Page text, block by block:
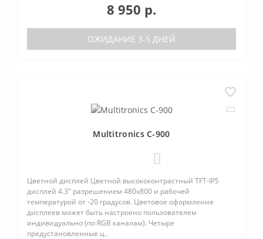
8 950 р.
ОЖИДАНИЕ 3-5 ДНЕЙ
Multitronics C-900
Цветной дисплей Цветной высококонтрастный TFT-IPS
дисплей 4.3" разрешением 480х800 и рабочей
температурой от -20 градусов. Цветовое оформление
дисплеев может быть настроено пользователем
индивидуально (по RGB каналам). Четыре
предустановленные ц..